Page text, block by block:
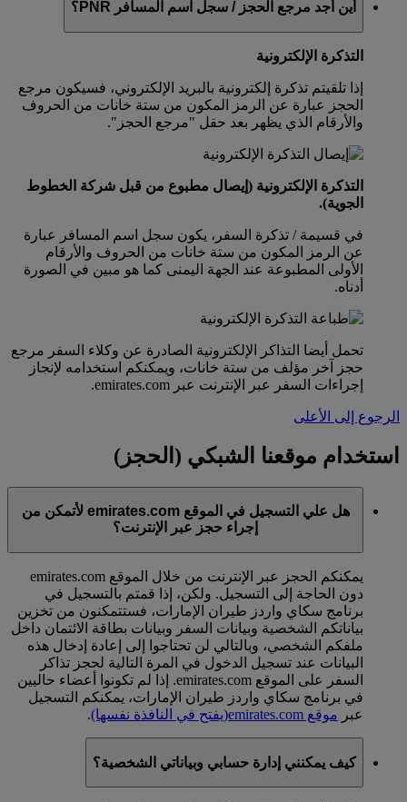
أين أجد مرجع الحجز / سجل اسم المسافر PNR؟
التذكرة الإلكترونية
إذا تلقيتم تذكرة إلكترونية بالبريد الإلكتروني، فسيكون مرجع
الحجز عبارة عن الرمز المكون من ستة خانات من الحروف
والأرقام الذي يظهر بعد حقل "مرجع الحجز".
التذكرة الإلكترونية (إيصال مطبوع من قبل شركة الخطوط
الجوية).
في قسيمة / تذكرة السفر، يكون سجل اسم المسافر عبارة
عن الرمز المكون من ستة خانات من الحروف والأرقام
الأولى المطبوعة عند الجهة اليمنى كما هو مبين في الصورة
أدناه.
تحمل أيضا التذاكر الإلكترونية الصادرة عن وكلاء السفر مرجع
حجز آخر مؤلف من ستة خانات، ويمكنكم استخدامه لإنجاز
إجراءات السفر عبر الإنترنت عبر emirates.com.
الرجوع إلى الأعلى
استخدام موقعنا الشبكي (الحجز)
هل علي التسجيل في الموقع emirates.com لأتمكن من
إجراء حجز عبر الإنترنت؟
يمكنكم الحجز عبر الإنترنت من خلال الموقع emirates.com
دون الحاجة إلى التسجيل. ولكن، إذا قمتم بالتسجيل في
برنامج سكاي واردز طيران الإمارات، فستتمكنون من تخزين
بياناتكم الشخصية وبيانات السفر وبيانات بطاقة الائتمان داخل
ملفكم الشخصي، وبالتالي لن تحتاجوا إلى إعادة إدخال هذه
البيانات عند تسجيل الدخول في المرة التالية لحجز تذاكر
السفر على الموقع emirates.com. إذا لم تكونوا أعضاء حاليين
في برنامج سكاي واردز طيران الإمارات، يمكنكم التسجيل
عبر موقع emirates.com (يفتح في النافذة نفسها).
كيف يمكنني إدارة حسابي وبياناتي الشخصية؟